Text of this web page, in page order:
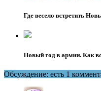
Где весело встретить
Новый год в армии. Как
Обсуждение: есть 1